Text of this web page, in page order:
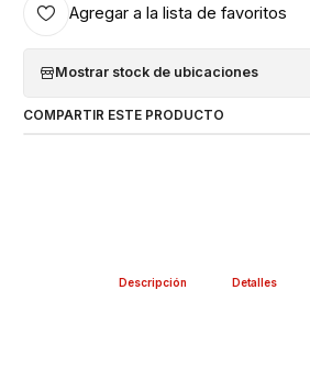
Agregar a la lista de favoritos
Mostrar stock de ubicaciones
COMPARTIR ESTE PRODUCTO
Descripción Detalles